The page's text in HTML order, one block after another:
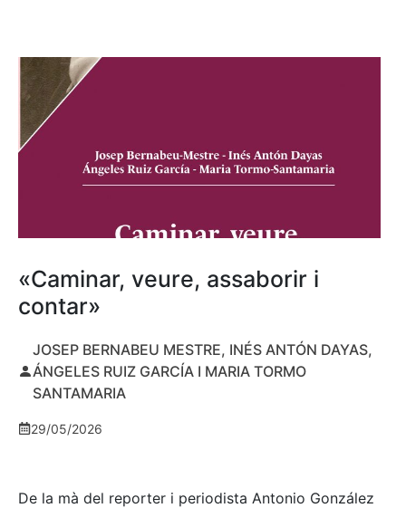
«Caminar, veure, assaborir i
contar»
JOSEP BERNABEU MESTRE, INÉS ANTÓN DAYAS,
ÁNGELES RUIZ GARCÍA I MARIA TORMO
SANTAMARIA
29/05/2026
De la mà del reporter i periodista Antonio González